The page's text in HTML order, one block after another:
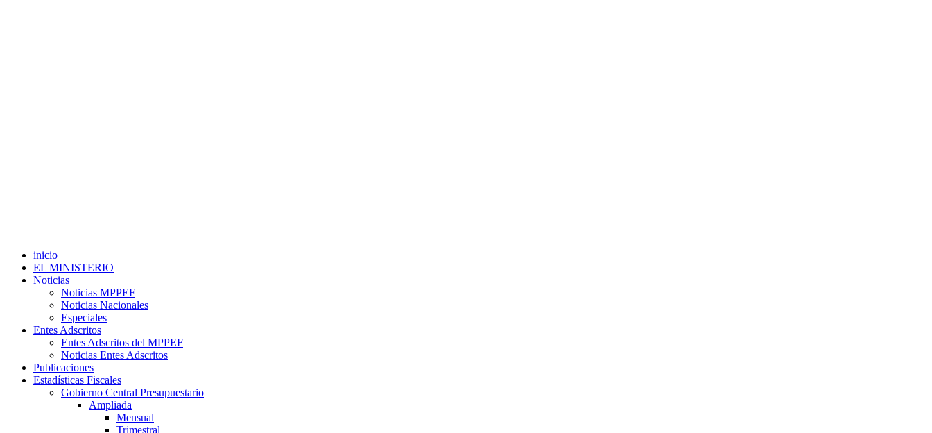
inicio
EL MINISTERIO
Noticias
Noticias MPPEF
Noticias Nacionales
Especiales
Entes Adscritos
Entes Adscritos del MPPEF
Noticias Entes Adscritos
Publicaciones
Estadísticas Fiscales
Gobierno Central Presupuestario
Ampliada
Mensual
Trimestral